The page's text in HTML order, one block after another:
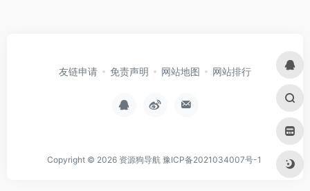
友链申请 免责声明 网站地图 网站排行
Copyright © 2026 资源狗导航 豫ICP备2021034007号-1